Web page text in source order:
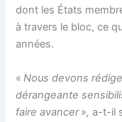
dont les États
à travers le bloc, ce
années.
«Nous devons
dérangeante
faire avancer », a-t-il